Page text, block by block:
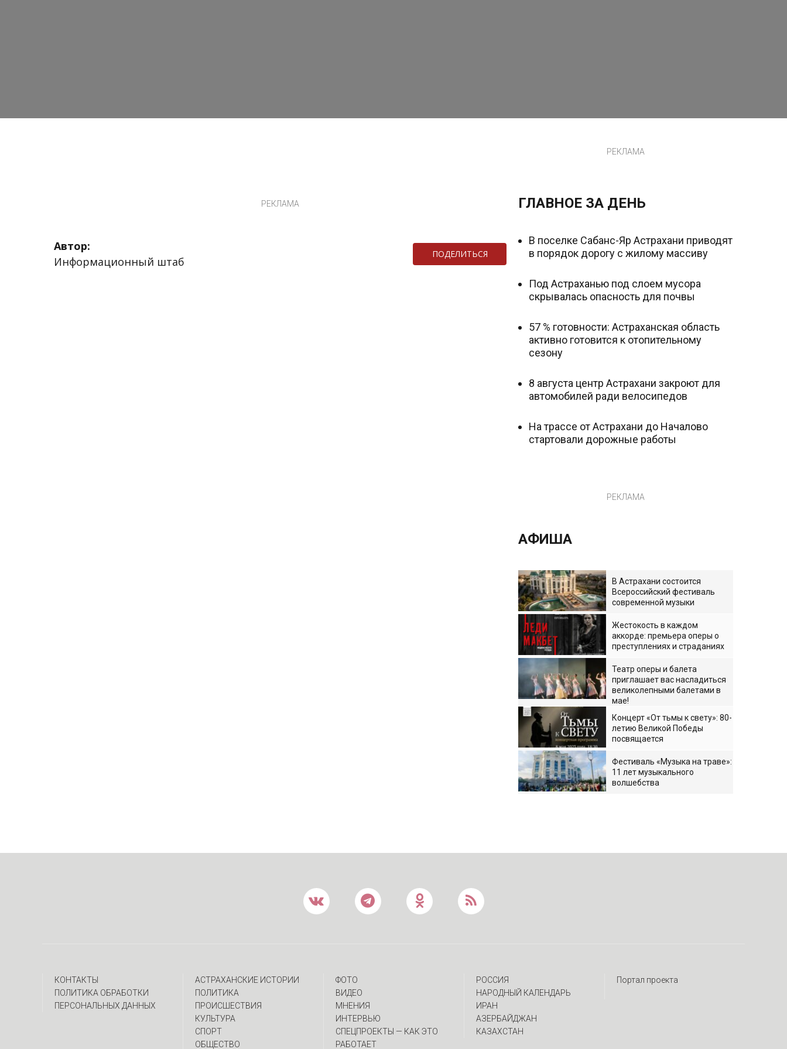
РЕКЛАМА
Автор:
Информационный штаб
ПОДЕЛИТЬСЯ
РЕКЛАМА
ГЛАВНОЕ ЗА ДЕНЬ
В поселке Сабанс-Яр Астрахани приводят
в порядок дорогу с жилому массиву
Под Астраханью под слоем мусора
скрывалась опасность для почвы
57 % готовности: Астраханская область
активно готовится к отопительному
сезону
8 августа центр Астрахани закроют для
автомобилей ради велосипедов
На трассе от Астрахани до Началово
стартовали дорожные работы
РЕКЛАМА
АФИША
В Астрахани состоится
Всероссийский фестиваль
современной музыки
Жестокость в каждом
аккорде: премьера оперы о
преступлениях и страданиях
Театр оперы и балета
приглашает вас насладиться
великолепными балетами в
мае!
Концерт «От тьмы к свету»: 80-
летию Великой Победы
посвящается
Фестиваль «Музыка на траве»:
11 лет музыкального
волшебства
КОНТАКТЫ
ПОЛИТИКА ОБРАБОТКИ
ПЕРСОНАЛЬНЫХ ДАННЫХ
АСТРАХАНСКИЕ ИСТОРИИ
ПОЛИТИКА
ПРОИСШЕСТВИЯ
КУЛЬТУРА
СПОРТ
ОБЩЕСТВО
ФОТО
ВИДЕО
МНЕНИЯ
ИНТЕРВЬЮ
CПЕЦПРОЕКТЫ — КАК ЭТО
РАБОТАЕТ
РОССИЯ
НАРОДНЫЙ КАЛЕНДАРЬ
ИРАН
АЗЕРБАЙДЖАН
КАЗАХСТАН
Портал проекта